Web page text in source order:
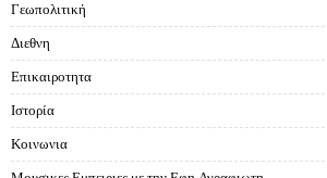
Γεωπολιτική
Διεθνη
Επικαιροτητα
Ιστορία
Κοινωνια